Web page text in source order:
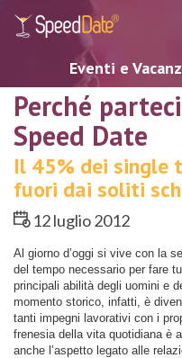
Eventi e
Perché
Speed Date
Il 45% dei single
fuori dai soliti
12 luglio 2012
Al giorno d’oggi si vive con la
del tempo necessario per fare
principali abilità degli uomini e
momento storico, infatti, è
tanti impegni lavorativi con i
frenesia della vita quotidiana è
anche l’aspetto legato alle